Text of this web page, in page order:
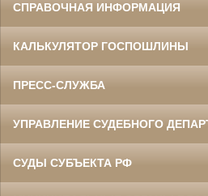
СПРАВОЧНАЯ ИНФОРМАЦИЯ
КАЛЬКУЛЯТОР ГОСПОШЛИНЫ
ПРЕСС-СЛУЖБА
УПРАВЛЕНИЕ СУДЕБНОГО
СУДЫ СУБЪЕКТА РФ